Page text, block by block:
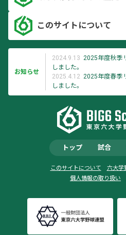
このサイトについて
お知らせ
2024.9.13 2025年度秋季
しました。
2025.4.12 2025年度春季
しました。
トップ 試合
このサイトについて 六大学
個人情報の取り扱い